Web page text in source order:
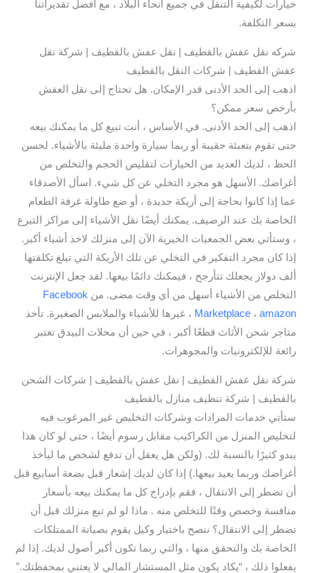
خيارات لكيفية التنقل في جميع أنحاء البلاد ، مع أفضل تقديراتنا
بسعر التكلفة.
شركه نقل عفش بالقطيف | نقل عفش بالقطيف | شركة نقل
عفش القطيف | شركات النقل بالقطيف
اذهب إلى الحد الأدنى قدر الإمكان. هل تحتاج إلى نقل العفش
بأرخص سعر ممكن؟
اذهب إلى الحد الأدنى. في الأساس ، أنت تبيع كل ما يمكنك بيعه
حتى تقوم بتعبئة حقيبة أو ربما سيارة واحدة مليئة بالأشياء. لحسن
الحظ ، لديك العديد من الخيارات لتقليص الحجم والتخلص من
أغراضك. الأسهل هو مجرد التخلي عن كل شيء. اسأل الأصدقاء
عما إذا كانوا بحاجة إلى أريكة جديدة ، أو ضع طاولة غرفة الطعام
الخاصة بك عند الرصيف. يمكنك أيضًا نقل الأشياء إلى مراكز التبرع
، وستأتي بعض الجمعيات الخيرية الآن إلى منزلك لاخذ أشياء أكبر.
إذا كان مجرد التفكير في التخلي عن تلك الأريكة التي تبلغ تكلفتها
ألف دولار يجعلك تتأرجح ، فيمكنك دائمًا بيعها. لقد جعل الإنترنت
التخلص من الأشياء أسهل من أي وقت مضى. من Facebook
Marketplace ، amazon
، غيرها للأشياء والملابس الصغيرة. تأخذ
متاجر شحن الأثاث قطعًا أكبر ، في حين أن محلات البيدق تعتبر
رائعة للإلكترونيات والمجوهرات.
شركة نقل عفش القطيف | نقل عفش بالقطيف | شركات الشحن
بالقطيف | شركة تنظيف منازل بالقطيف
ستأتي خدمات المزادات وشركات التخليص غير المرغوب فيه
لتخليص المنزل من الكراكيب مقابل رسوم أيضًا ، حتى لو كان هذا
يبدو كثيرًا بالنسبة لك. (ولكن هل يعقل أن تدفع لشخص ما ليأخذ
أغراضك وربما يعيد بيعها.) إذا كان لديك إشعار قبل بضعة أسابيع قبل
أن تضطر إلى الانتقال ، فقم بإدراج كل ما يمكنك بيعه بأسعار
منافسة وخصص وقتًا للتخلص منه . ماذا لو لم تبع منزلك قبل أن
تضطر إلى الانتقال؟ ننصح باختيار وكيل يقوم بصيانة الممتلكات
الخاصة بك والتحقق منها ، والتي ربما تكون أكبر أصول لديك. إذا لم
يفعلوا ذلك ، “يكاد يكون مثل المستشار المالي لا يعتني بمحفظتك.”